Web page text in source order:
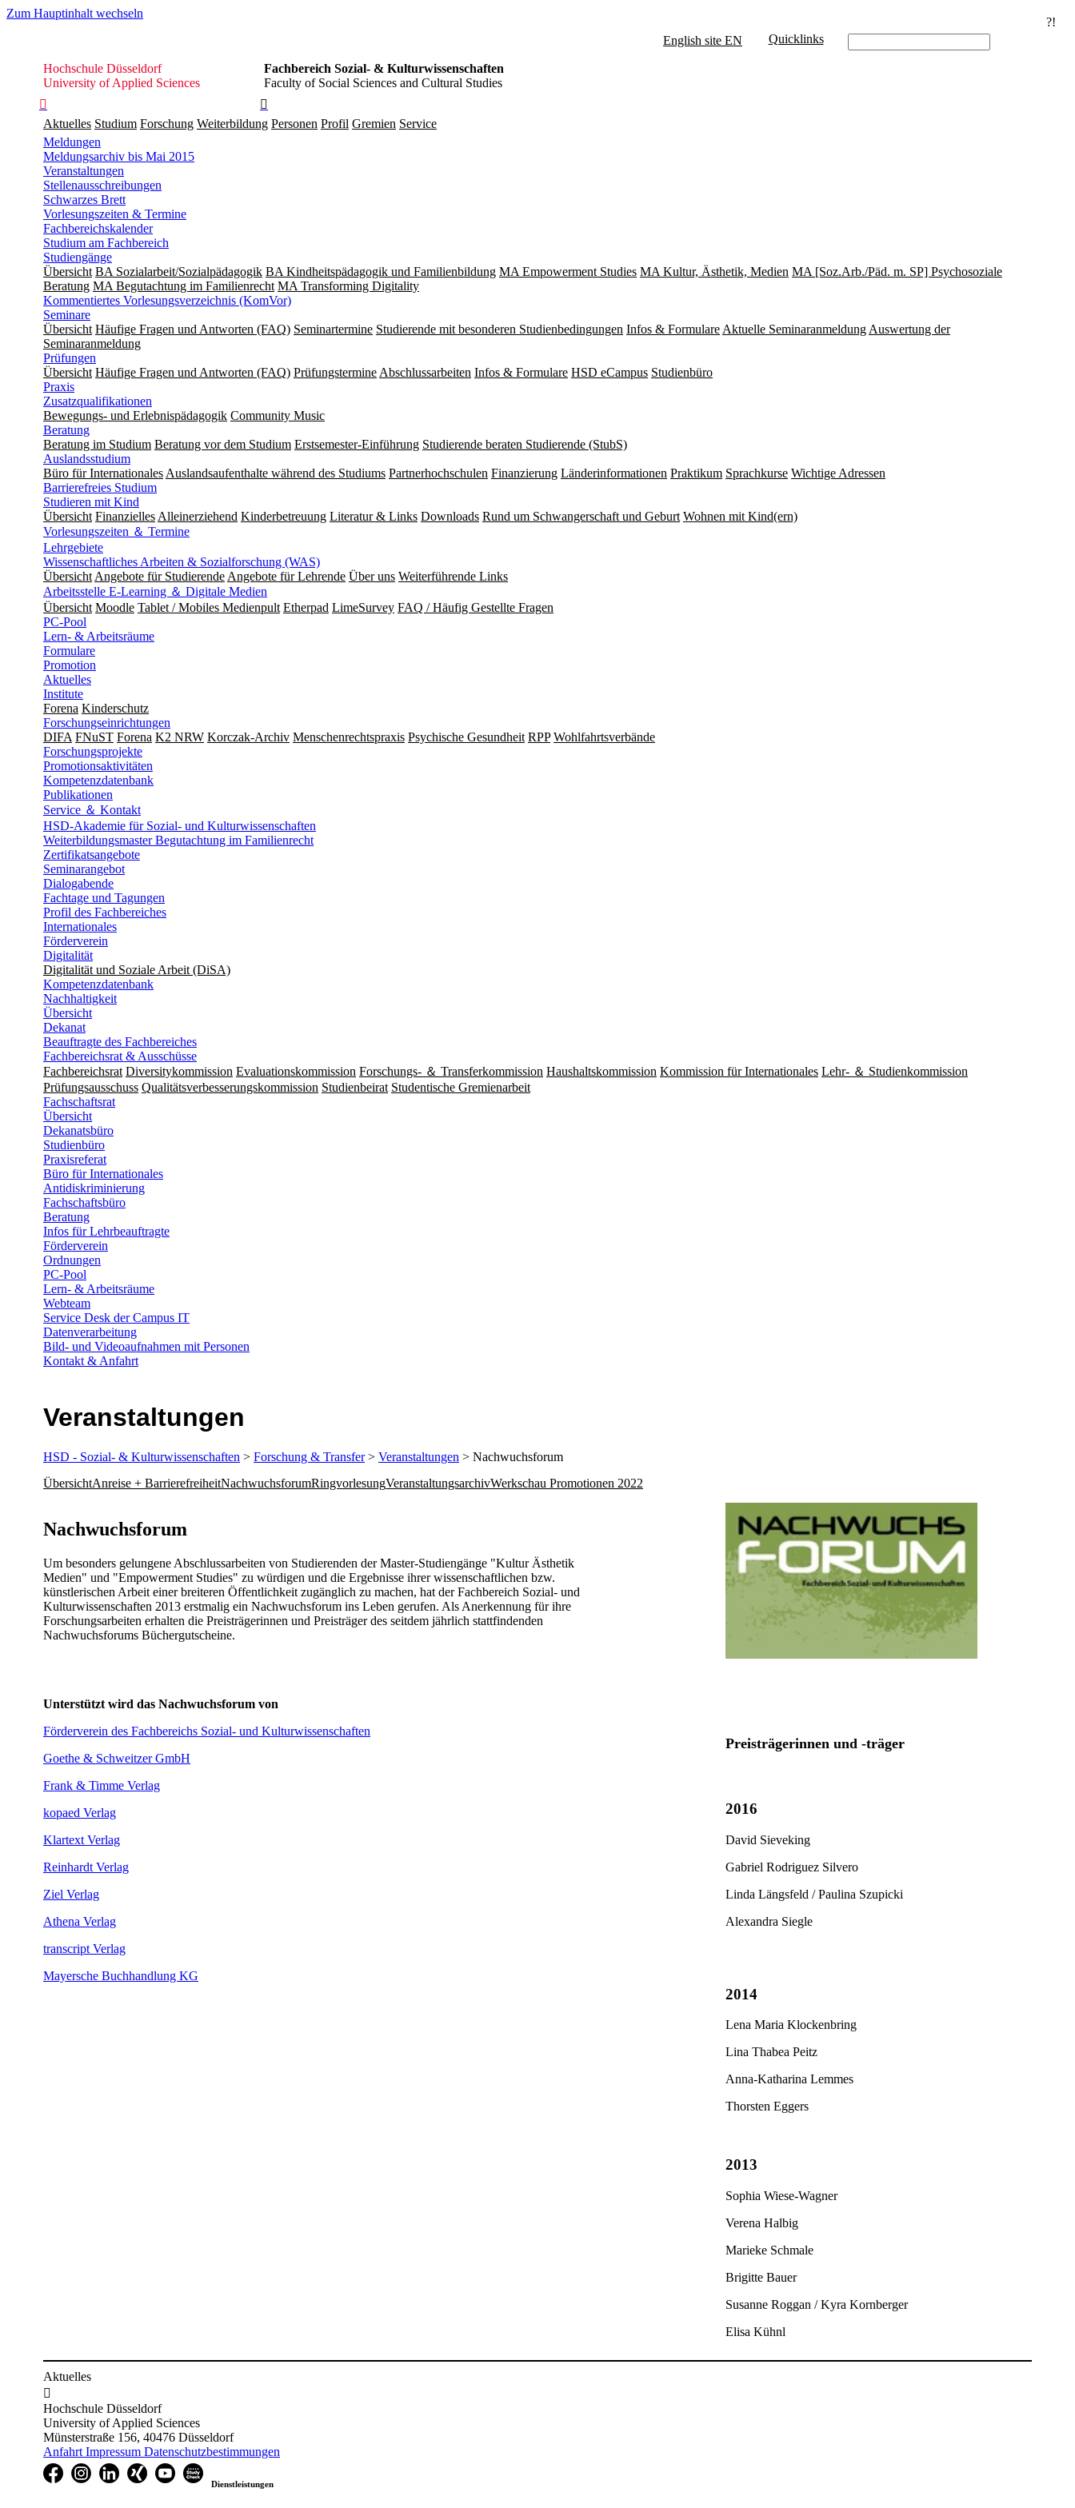
Zum Hauptinhalt wechseln
?!
Hochschule
Düsseldorf
Hochschule Düsseldorf
University of Applied Sciences
Fachbereich Sozial- & Kulturwissenschaften
Faculty of Social Sciences and Cultural Studies


English site EN Quicklinks
Aktuelles Studium Forschung Weiterbildung Personen Profil Gremien Service
Meldungen
Meldungsarchiv bis Mai 2015
Veranstaltungen
Stellenausschreibungen
Schwarzes Brett
Vorlesungszeiten & Termine
Fachbereichskalender
Studium am Fachbereich
Studiengänge
Übersicht BA Sozialarbeit/Sozialpädagogik BA Kindheitspädagogik und Familienbildung MA Empowerment Studies MA Kultur, Ästhetik, Medien MA [Soz.Arb./Päd. m. SP] Psychosoziale
Beratung MA Begut­ach­tung im Fami­lien­recht MA Transforming Digitality
Kommentiertes Vorlesungsverzeichnis (KomVor)
Seminare
Übersicht Häufige Fragen und Antworten (FAQ) Seminartermine Studierende mit besonderen Studienbedingungen Infos & Formulare Aktuelle Seminaranmeldung Auswertung der
Seminaranmeldung
Prüfungen
Übersicht Häufige Fragen und Antworten (FAQ) Prüfungstermine Abschlussarbeiten Infos & Formulare HSD eCampus Studienbüro
Praxis
Zusatzqualifikationen
Bewegungs- und Erlebnispädagogik Community Music
Beratung
Beratung im Studium Beratung vor dem Studium Erstsemester-Einführung Studierende beraten Studierende (StubS)
Auslandsstudium
Büro für Internationales Auslandsaufenthalte während des Studiums Partnerhochschulen Finanzierung Länderinformationen Praktikum Sprachkurse Wichtige Adressen
Barrierefreies Studium
Studieren mit Kind
Übersicht Finanzielles Alleinerziehend Kinderbetreuung Literatur & Links Downloads Rund um Schwangerschaft und Geburt Wohnen mit Kind(ern)
Vorlesungszeiten ＆ Termine
Lehrgebiete
Wissenschaftliches Arbeiten & Sozialforschung (WAS)
Übersicht Angebote für Studierende Angebote für Lehrende Über uns Weiterführende Links
Arbeitsstelle E-Learning ＆ Digitale Medien
Übersicht Moodle Tablet / Mobiles Medienpult Etherpad LimeSurvey FAQ / Häufig Gestellte Fragen
PC-Pool
Lern- & Arbeitsräume
Formulare
Promotion
Aktuelles
Institute
Forena Kinderschutz
Forschungseinrichtungen
DIFA FNuST Forena K2 NRW Korczak-Archiv Men­schen­rechts­praxis Psy­chische Gesund­heit RPP Wohlfahrts­verbände
Forschungsprojekte
Promotionsaktivitäten
Kompetenzdatenbank
Publikationen
Service ＆ Kontakt
HSD-Akademie für Sozial- und Kulturwissenschaften
Weiterbildungsmaster Begutachtung im Familienrecht
Zertifikatsangebote
Seminarangebot
Dialogabende
Fachtage und Tagungen
Profil des Fachbereiches
Internationales
Förderverein
Digitalität
Digitalität und Soziale Arbeit (DiSA)
Kompetenzdatenbank
Nachhaltigkeit
Übersicht
Dekanat
Beauftragte des Fachbereiches
Fachbereichsrat & Ausschüsse
Fachbereichsrat Diversitykommission Evaluationskommission Forschungs- ＆ Transferkommission Haushaltskommission Kommission für Internationales Lehr- ＆ Studienkommission
Prüfungsausschuss Qualitätsverbesserungskommission Studienbeirat Studentische Gremienarbeit
Fachschaftsrat
Übersicht
Dekanatsbüro
Studienbüro
Praxisreferat
Büro für Internationales
Antidiskriminierung
Fachschaftsbüro
Beratung
Infos für Lehrbeauftragte
Förderverein
Ordnungen
PC-Pool
Lern- & Arbeitsräume
Webteam
Service Desk der Campus IT
Datenverarbeitung
Bild- und Videoaufnahmen mit Personen
Kontakt & Anfahrt
Veranstaltungen
HSD - Sozial- & Kulturwissenschaften > Forschung & Transfer> Veranstaltungen > Nachwuchsforum
ÜbersichtAnreise + BarrierefreiheitNachwuchsforumRingvorlesungVeranstaltungsarchivWerkschau Promotionen 2022
​​​​​​Nachwuchsforum
Um besonders gelungene Abschlussarbeiten von Studierenden der Master-Studiengänge "Kultur Ästhetik
Medien" und "Empowerment Studies" zu würdigen und die Ergebnisse ihrer wissenschaftlichen bzw.
künstlerischen Arbeit einer breiteren Öffentlichkeit zugänglich zu machen, hat der Fachbereich Sozial- und
Kulturwissenschaften 2013 erstmalig ein Nachwuchsforum ins Leben gerufen. Als Anerkennung für ihre
Forschungsarbeiten erhalten die Preisträgerinnen und Preisträger des seitdem jährlich stattfindenden
Nachwuchsforums Büchergutscheine.
Unterstützt wird das Nachwuchsforum von
Förderverein des Fachbereichs Sozial- und Kulturwissenschaften
Goethe & Schweitzer GmbH​
Frank & Timme Verlag
kopaed Verlag​
Klartext Verlag
Reinhardt Verlag
Ziel Verlag​
Athena Verlag​
transcript Verlag
Mayersche Buchhandlung KG
Preisträgerinnen und -träger
2016
David Sieveking
Gabriel Rodriguez Silvero
Linda Längsfeld / Paulina Szupicki
Alexandra Siegle
2014
​​​Lena Maria​​​ Klockenbring
Lina Thabea Peitz
Anna-Katharina Lemmes
Thorsten Eggers​
2013
Sophia Wiese-Wagner
Verena Halbig
Marieke Schmale
Brigitte Bauer
Susanne Roggan / Kyra Kornberger
Elisa Kühnl​
Aktuelles

Hochschule Düsseldorf
University of Applied Sciences
Münsterstraße 156, 40476 Düsseldorf
Anfahrt Impressum Datenschutzbestimmungen
Dienstleistungen